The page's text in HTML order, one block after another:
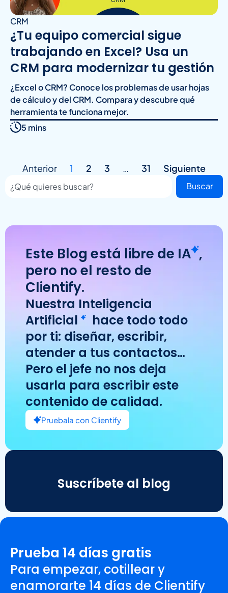
CRM
¿Tu equipo comercial sigue
trabajando en Excel? Usa un
CRM para modernizar tu gestión
¿Excel o CRM? Conoce los problemas de usar hojas
de cálculo y del CRM. Compara y descubre qué
herramienta te funciona mejor.
5 mins
Anterior 1 2 3 … 31 Siguiente
Buscar
Este Blog está libre de IA ,
pero no el resto de
Clientify.
Nuestra Inteligencia
Artificial
hace todo todo
por ti: diseñar, escribir,
atender a tus contactos…
Pero el jefe no nos deja
usarla para escribir este
contenido de calidad.
Pruebala con Clientify
Suscríbete al blog
Prueba 14 días gratis
Para empezar, cotillear y
enamorarte 14 días de Clientify